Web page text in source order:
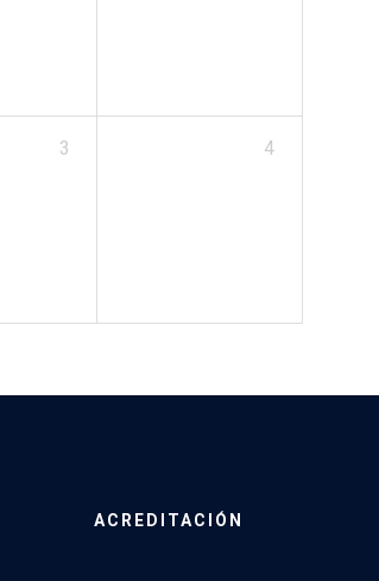
3 4
ACREDITACIÓN